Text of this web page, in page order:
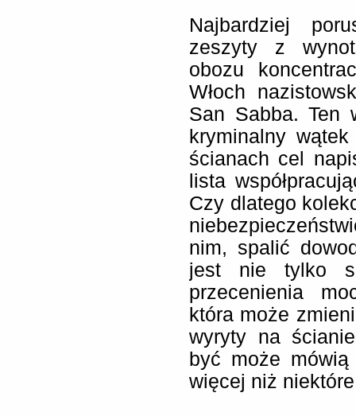
Najbardziej
zeszyty z
obozu
Włoch
San Sabba. Ten
kryminalny
ścianach cel
lista
Czy dlatego
nim, spalić
jest nie tylko
przecenienia
która może
wyryty na
być może mówią
więcej niż